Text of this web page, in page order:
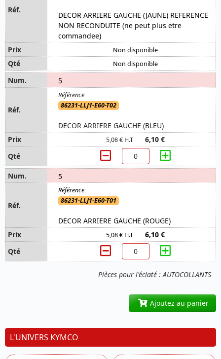
Pièces pour l'éclaté : AUTOCOLLANTS
DECOR ARRIERE GAUCHE (JAUNE) REFERENCE
NON RECONDUITE (ne peut plus etre
commandee)
Non disponible
Non disponible
5
86231-LLJ1-E60-T02
DECOR ARRIERE GAUCHE (BLEU)
5,08 € H.T 6,10 €
5
86231-LLJ1-E60-T01
DECOR ARRIERE GAUCHE (ROUGE)
5,08 € H.T 6,10 €
Ajoutez au panier
L'UNIVERS KYMCO